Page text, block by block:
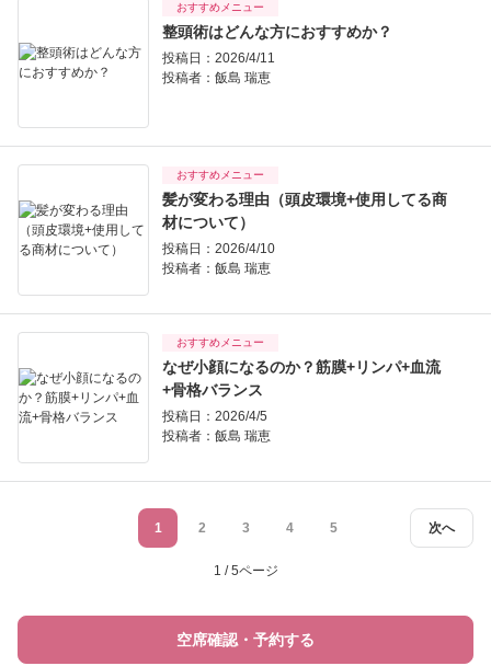
おすすめメニュー
整頭術はどんな方におすすめか？
投稿日：2026/4/11
投稿者： 飯島 瑞恵
おすすめメニュー
髪が変わる理由（頭皮環境+使用してる商
材について）
投稿日：2026/4/10
投稿者： 飯島 瑞恵
おすすめメニュー
なぜ小顔になるのか？筋膜+リンパ+血流
+骨格バランス
投稿日：2026/4/5
投稿者： 飯島 瑞恵
次へ
1 2 3 4 5
1 / 5ページ
空席確認・予約する